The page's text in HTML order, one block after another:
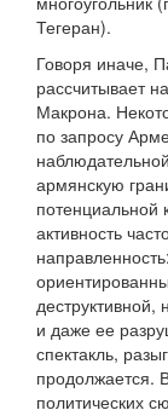
Тегеран).
Говоря иначе,
рассчитывает
Макрона.
по запросу
армянскую
потенциальной
активность
и даже ее
спектакль,
продолжается.
политических